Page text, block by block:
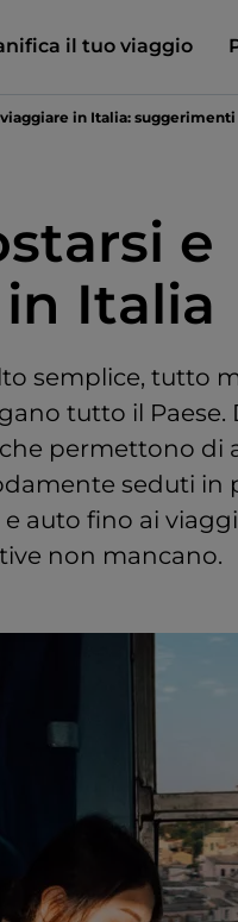
il tuo viaggio
in Italia: suggerimenti
e
Italia
semplice, tutto
tutto il
permettono
seduti in
auto fino ai
non mancano.